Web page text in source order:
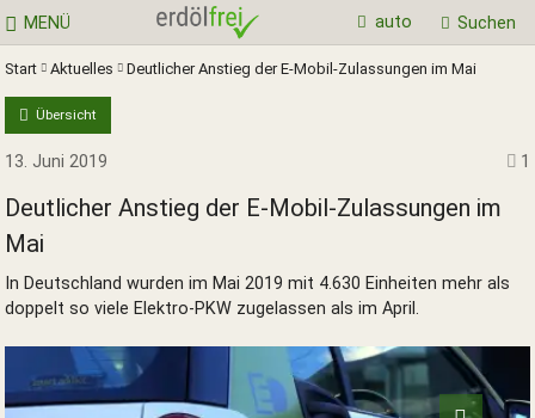
MENÜ Suchen
auto
Start Aktuelles Deutlicher Anstieg der E-Mobil-Zulassungen im Mai
Übersicht
13. Juni 2019 1
Deutlicher Anstieg der E-Mobil-Zulassungen im
Mai
In Deutschland wurden im Mai 2019 mit 4.630 Einheiten mehr als
doppelt so viele Elektro-PKW zugelassen als im April.